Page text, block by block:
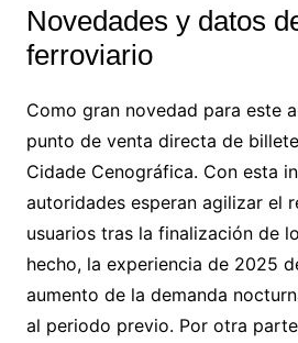
Novedades y datos
ferroviario
Como gran novedad para este
punto de venta directa de
Cidade Cenográfica. Con esta
autoridades esperan agilizar el
usuarios tras la finalización de
hecho, la experiencia de 2025
aumento de la demanda
al periodo previo. Por otra